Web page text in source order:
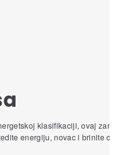
klasifikaciji, ovaj
energiju, novac i brinite o